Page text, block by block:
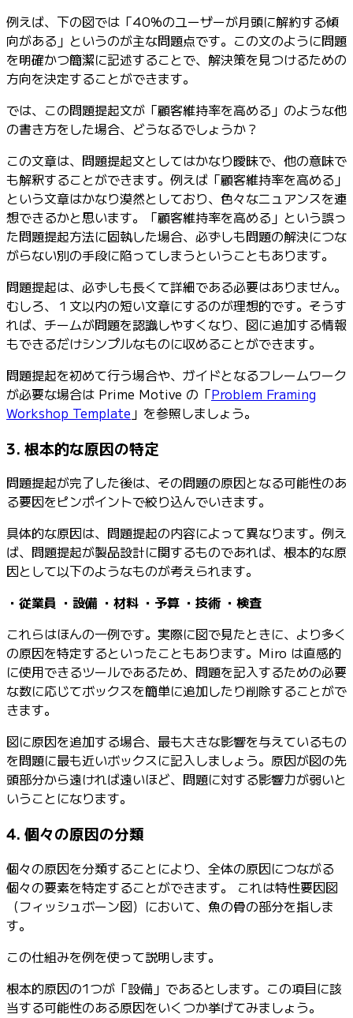
例えば、下の図では「40%のユーザーが月頭に解約する傾
向がある」というのが主な問題点です。この文のように問題
を明確かつ簡潔に記述することで、解決策を見つけるための
方向を決定することができます。
では、この問題提起文が「顧客維持率を高める」のような他
の書き方をした場合、どうなるでしょうか？
この文章は、問題提起文としてはかなり曖昧で、他の意味で
も解釈することができます。例えば「顧客維持率を高める」
という文章はかなり漠然としており、色々なニュアンスを連
想できるかと思います。「顧客維持率を高める」という誤っ
た問題提起方法に固執した場合、必ずしも問題の解決につな
がらない別の手段に陥ってしまうということもあります。
問題提起は、必ずしも長くて詳細である必要はありません。
むしろ、１文以内の短い文章にするのが理想的です。そうす
れば、チームが問題を認識しやすくなり、図に追加する情報
もできるだけシンプルなものに収めることができます。
問題提起を初めて行う場合や、ガイドとなるフレームワーク
が必要な場合は Prime Motive の「Problem Framing
Workshop Template 」を参照しましょう。
3. 根本的な原因の特定
問題提起が完了した後は、その問題の原因となる可能性のあ
る要因をピンポイントで絞り込んでいきます。
具体的な原因は、問題提起の内容によって異なります。例え
ば、問題提起が製品設計に関するものであれば、根本的な原
因として以下のようなものが考えられます。
・従業員 ・設備 ・材料 ・予算 ・技術 ・検査
これらはほんの一例です。実際に図で見たときに、より多く
の原因を特定するといったこともあります。Miro は直感的
に使用できるツールであるため、問題を記入するための必要
な数に応じてボックスを簡単に追加したり削除することがで
きます。
図に原因を追加する場合、最も大きな影響を与えているもの
を問題に最も近いボックスに記入しましょう。原因が図の先
頭部分から遠ければ遠いほど、問題に対する影響力が弱いと
いうことになります。
4. 個々の原因の分類
個々の原因を分類することにより、全体の原因につながる
個々の要素を特定することができます。 これは特性要因図
（フィッシュボーン図）において、魚の骨の部分を指しま
す。
この仕組みを例を使って説明します。
根本的原因の1つが「設備」であるとします。この項目に該
当する可能性のある原因をいくつか挙げてみましょう。